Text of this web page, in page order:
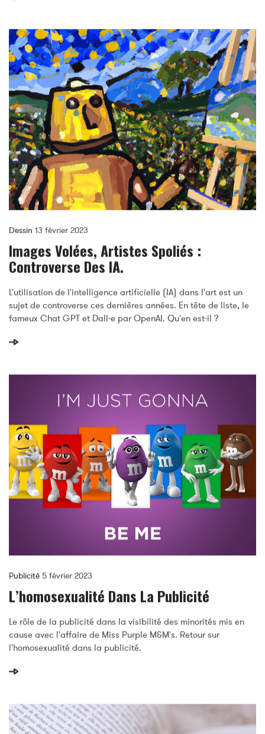
Dessin 13 février 2023
Images Volées, Artistes Spoliés :
Controverse Des IA.
L'utilisation de l'intelligence artificielle (IA) dans l'art est un
sujet de controverse ces dernières années. En tête de liste, le
fameux Chat GPT et Dall-e par OpenAI. Qu'en est-il ?
Publicité 5 février 2023
L’homosexualité Dans La Publicité
Le rôle de la publicité dans la visibilité des minorités mis en
cause avec l'affaire de Miss Purple M&M's. Retour sur
l'homosexualité dans la publicité.